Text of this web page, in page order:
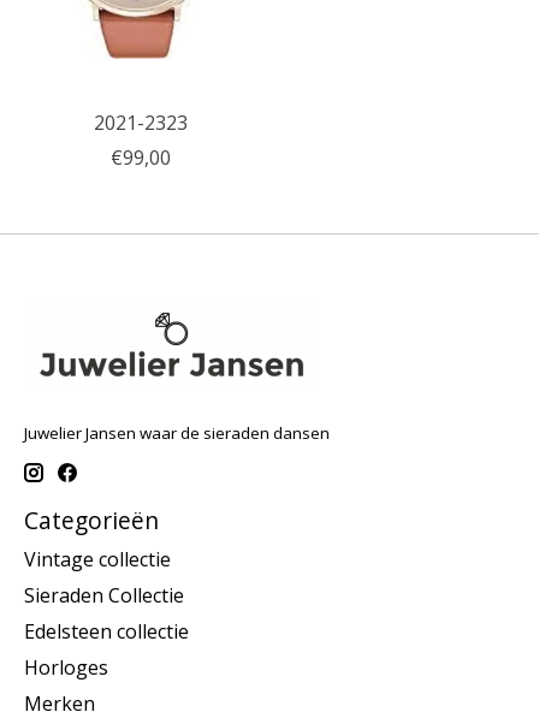
2021-2323
€99,00
Juwelier Jansen waar de sieraden dansen
Categorieën
Vintage collectie
Sieraden Collectie
Edelsteen collectie
Horloges
Merken